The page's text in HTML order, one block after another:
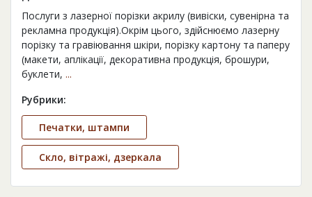
Послуги з лазерної порізки акрилу (вивіски, сувенірна та
рекламна продукція).Окрім цього, здійснюємо лазерну
порізку та гравіювання шкіри, порізку картону та паперу
(макети, аплікації, декоративна продукція, брошури,
буклети, ...
Рубрики:
Печатки, штампи
Скло, вітражі, дзеркала